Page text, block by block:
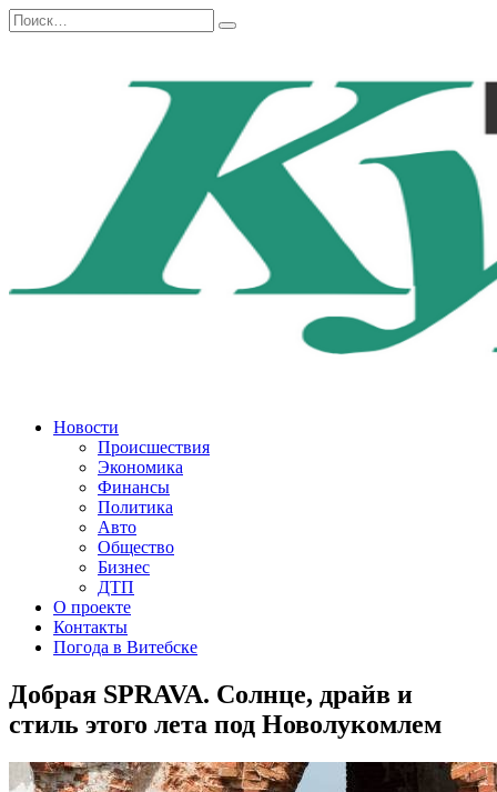
Перейти
к
Search
for:
Новости
Происшествия
Экономика
Финансы
Политика
Авто
Общество
Бизнес
ДТП
О проекте
Контакты
Погода в Витебске
Добрая SPRAVA. Солнце, драйв и
стиль этого лета под Новолукомлем